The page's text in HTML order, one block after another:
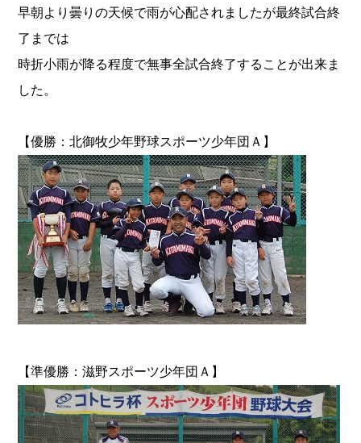
早朝より曇りの天候で雨が心配されましたが最終試合終
了までは
時折小雨が降る程度で無事全試合終了することが出来ま
した。
【優勝：北御牧少年野球スポーツ少年団Ａ】
【準優勝：滋野スポーツ少年団Ａ】